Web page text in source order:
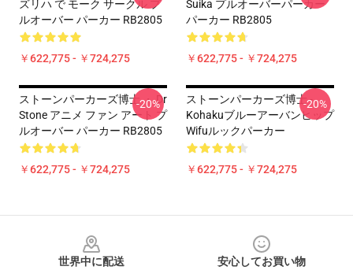
ズリハ で モーク サークル プ
ルオーバー パーカー RB2805
￥622,775 - ￥724,275
Suika プルオーバーパーカー
パーカー RB2805
￥622,775 - ￥724,275
ストーンパーカーズ博士 ・ Dr
Stone アニメ ファン アート プ
ルオーバー パーカー RB2805
￥622,775 - ￥724,275
-20%
ストーンパーカーズ博士 -
Kohakuブルーアーバンヒップ
Wifuルックパーカー
￥622,775 - ￥724,275
-20%
世界中に配送
安心してお買い物